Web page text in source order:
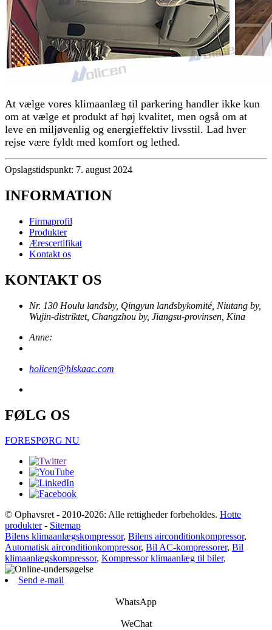
At vælge vores klimaanlæg til parkering handler ikke kun
om at vælge et produkt af høj kvalitet, men også om at
leve en miljøvenlig og energieffektiv livsstil. Lad hver
rejse være fyldt med komfort og lethed.
Opslagstidspunkt: 7. august 2024
INFORMATION
Firmaprofil
Produkter
Ærescertifikat
Kontakt os
KONTAKT OS
Nr. 130 Houlu landsby, Qingyun landsbykomité, Niutang by,
Wujin-distriktet, Changzhou by, Jiangsu-provinsen, Kina
Anne:
holicen@hlskaac.com
FØLG OS
FORESPØRG NU
© Ophavsret - 2010-2026: Alle rettigheder forbeholdes. Hotte
produkter- Sitemap
Bilens klimaanlægskompressor, Bilens airconditionkompressor,
Automatisk airconditionkompressor, Bil AC-kompressorer, Bil
klimaanlægskompressor, Kompressor klimaanlæg til biler,
Send e-mail
WhatsApp
WeChat